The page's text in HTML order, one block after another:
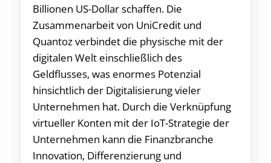
Billionen US-Dollar schaffen. Die
Zusammenarbeit von UniCredit und
Quantoz verbindet die physische mit der
digitalen Welt einschließlich des
Geldflusses, was enormes Potenzial
hinsichtlich der Digitalisierung vieler
Unternehmen hat. Durch die Verknüpfung
virtueller Konten mit der IoT-Strategie der
Unternehmen kann die Finanzbranche
Innovation, Differenzierung und